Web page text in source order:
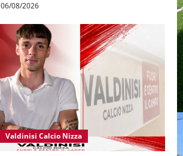
06/08/2026
Valdinisi Calcio Nizza